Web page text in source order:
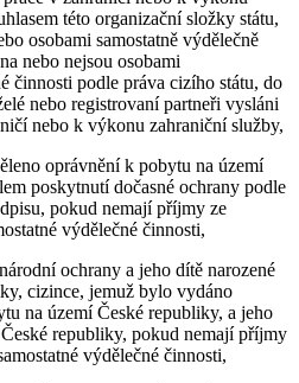
této organizační složky státu,
osobami samostatně výdělečně
nebo nejsou osobami
činnosti podle práva cizího státu, do
nebo registrovaní partneři vysláni
nebo k výkonu zahraniční služby,
oprávnění k pobytu na území
poskytnutí dočasné ochrany podle
pokud nemají příjmy ze
výdělečné činnosti,
ochrany a jeho dítě narozené
cizince, jemuž bylo vydáno
na území České republiky, a jeho
republiky, pokud nemají příjmy
výdělečné činnosti,